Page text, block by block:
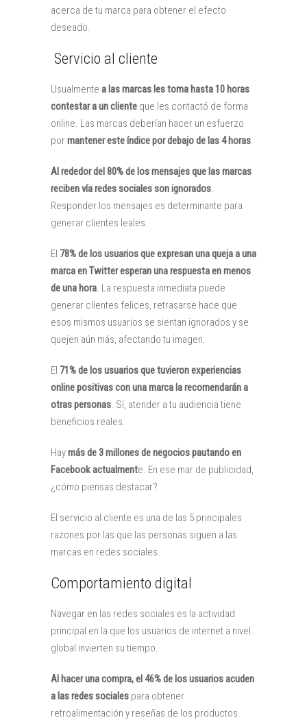
acerca de tu marca para obtener el efecto
deseado.
Servicio al cliente
Usualmente a las marcas les toma hasta 10 horas
contestar a un cliente que les contactó de forma
online. Las marcas deberían hacer un esfuerzo
pormantener este índice por debajo de las 4 horas.
Al rededor del 80% de los mensajes que las marcas
reciben vía redes sociales son ignorados.
Responder los mensajes es determinante para
generar clientes leales.
El 78% de los usuarios que expresan una queja a una
marca en Twitter esperan una respuesta en menos
de una hora. La respuesta inmediata puede
generar clientes felices, retrasarse hace que
esos mismos usuarios se sientan ignorados y se
quejen aún más, afectando tu imagen.
El 71% de los usuarios que tuvieron experiencias
online positivas con una marca la recomendarán a
otras personas. Sí, atender a tu audiencia tiene
beneficios reales.
Haymás de 3 millones de negocios pautando en
Facebook actualmente. En ese mar de publicidad,
¿cómo piensas destacar?
El servicio al cliente es una de las 5 principales
razones por las que las personas siguen a las
marcas en redes sociales.
Comportamiento digital
Navegar en las redes sociales es la actividad
principal en la que los usuarios de internet a nivel
global invierten su tiempo.
Al hacer una compra, el 46% de los usuarios acuden
a las redes sociales para obtener
retroalimentación y reseñas de los productos.